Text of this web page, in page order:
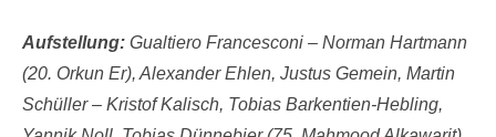
Aufstellung: Gualtiero Francesconi – Norman Hartmann
(20. Orkun Er), Alexander Ehlen, Justus Gemein, Martin
Schüller – Kristof Kalisch, Tobias Barkentien-Hebling,